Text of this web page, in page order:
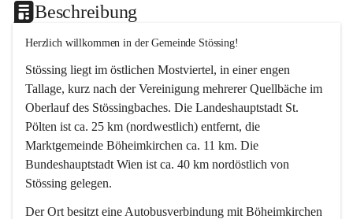
Beschreibung
Herzlich willkommen in der Gemeinde Stössing!
Stössing liegt im östlichen Mostviertel, in einer engen
Tallage, kurz nach der Vereinigung mehrerer Quellbäche im
Oberlauf des Stössingbaches. Die Landeshauptstadt St.
Pölten ist ca. 25 km (nordwestlich) entfernt, die
Marktgemeinde Böheimkirchen ca. 11 km. Die
Bundeshauptstadt Wien ist ca. 40 km nordöstlich von
Stössing gelegen.
Der Ort besitzt eine Autobusverbindung mit Böheimkirchen